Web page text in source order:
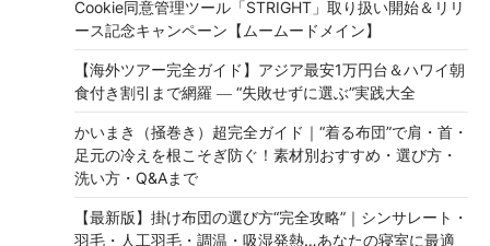
Cookie同意管理ツール「STRIGHT」取り扱い開始＆リリ
ース記念キャンペーン【ムームードメイン】
【海外ツアー完全ガイド】アジア最安1万円台＆ハワイ朝
食付き割引まで網羅 ― “失敗せずに選ぶ”実践大全
かいまき（掻巻き）超完全ガイド｜“着る布団”で肩・首・
足元の冷えを根こそぎ防ぐ！素材別おすすめ・選び方・
洗い方・Q&Aまで
【最新版】掛け布団の選び方“完全攻略”｜シンサレート・
羽毛・人工羽毛・調温・吸湿発熱…あなたの寝室に最適